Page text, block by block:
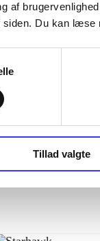
af
Du kan læse
Tillad valgte
live (Pc)